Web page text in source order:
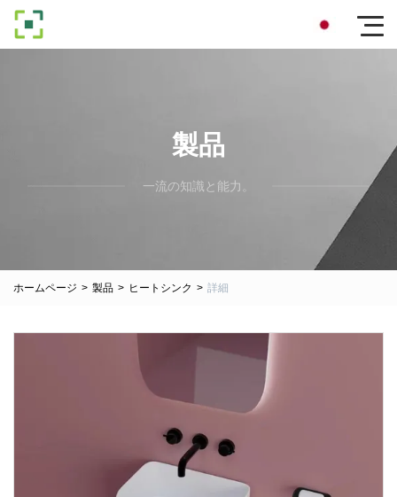
製品
一流の知識と能力。
ホームページ > 製品 > ヒートシンク > 詳細